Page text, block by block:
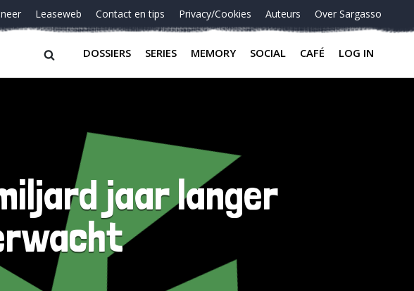
Leaseweb Contact en tips Privacy/Cookies Auteurs Over Sargasso
DOSSIERS SERIES MEMORY SOCIAL CAFÉ LOG IN
jaar langer